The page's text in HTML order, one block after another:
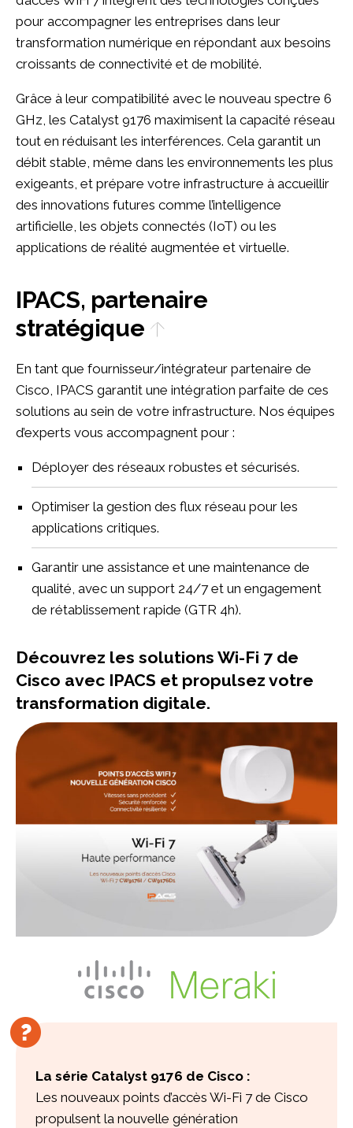
pour accompagner les entreprises dans leur
transformation numérique en répondant aux besoins
croissants de connectivité et de mobilité.
Grâce à leur compatibilité avec le nouveau spectre 6
GHz, les Catalyst 9176 maximisent la capacité réseau
tout en réduisant les interférences. Cela garantit un
débit stable, même dans les environnements les plus
exigeants, et prépare votre infrastructure à accueillir
des innovations futures comme l’intelligence
artificielle, les objets connectés (IoT) ou les
applications de réalité augmentée et virtuelle.
IPACS, partenaire
stratégique
En tant que fournisseur/intégrateur partenaire de
Cisco, IPACS garantit une intégration parfaite de ces
solutions au sein de votre infrastructure. Nos équipes
d’experts vous accompagnent pour :
Déployer des réseaux robustes et sécurisés.
Optimiser la gestion des flux réseau pour les
applications critiques.
Garantir une assistance et une maintenance de
qualité, avec un support 24/7 et un engagement
de rétablissement rapide (GTR 4h).
Découvrez les solutions Wi-Fi 7 de
Cisco avec IPACS et propulsez votre
transformation digitale.
La série Catalyst 9176 de Cisco :
Les nouveaux points d’accès Wi-Fi 7 de Cisco
propulsent la nouvelle génération